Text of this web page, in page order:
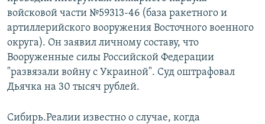
войсковой части №59313-46 (база ракетного и
артиллерийского вооружения Восточного военного
округа). Он заявил личному составу, что
Вооруженные силы Российской Федерации
"развязали войну с Украиной". Суд оштрафовал
Дьячка на 30 тысяч рублей.
Сибирь.Реалии известно о случае, когда